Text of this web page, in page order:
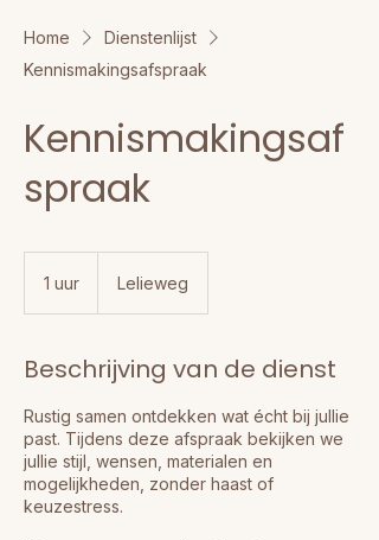
Home
Dienstenlijst
Kennismakingsafspraak
Kennismakingsaf
spraak
1 uur Lelieweg
Beschrijving van de dienst
Rustig samen ontdekken wat écht bij jullie
past. Tijdens deze afspraak bekijken we
jullie stijl, wensen, materialen en
mogelijkheden, zonder haast of
keuzestress.